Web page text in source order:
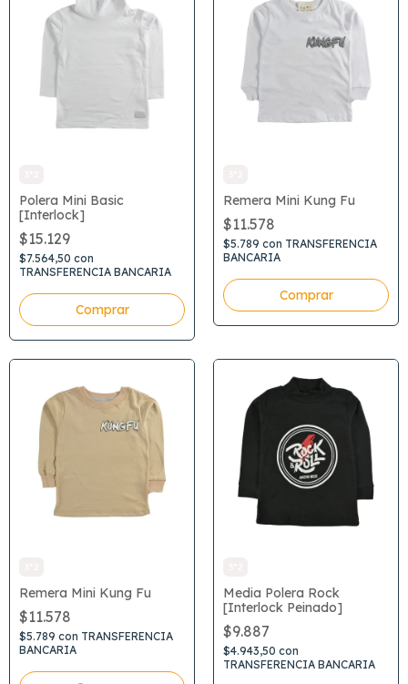
Polera Mini Basic
[Interlock]
$15.129
$7.564,50 con
TRANSFERENCIA BANCARIA
Comprar
Remera Mini Kung Fu
$11.578
$5.789 con TRANSFERENCIA
BANCARIA
Comprar
Remera Mini Kung Fu
$11.578
$5.789 con TRANSFERENCIA
BANCARIA
Media Polera Rock
[Interlock Peinado]
$9.887
$4.943,50 con
TRANSFERENCIA BANCARIA